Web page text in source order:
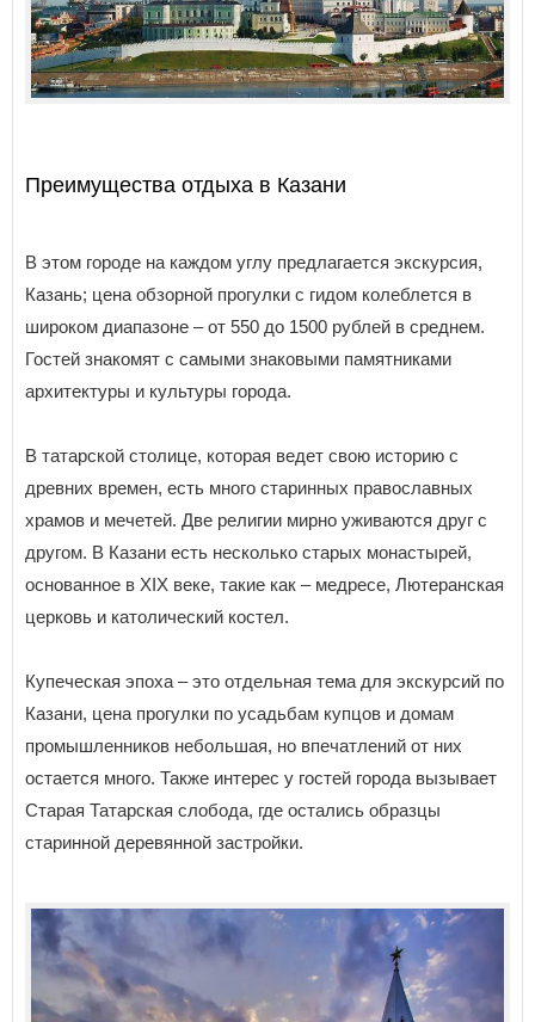
Преимущества отдыха в Казани
В этом городе на каждом углу предлагается экскурсия,
Казань; цена обзорной прогулки с гидом колеблется в
широком диапазоне – от 550 до 1500 рублей в среднем.
Гостей знакомят с самыми знаковыми памятниками
архитектуры и культуры города.
В татарской столице, которая ведет свою историю с
древних времен, есть много старинных православных
храмов и мечетей. Две религии мирно уживаются друг с
другом. В Казани есть несколько старых монастырей,
основанное в XIX веке, такие как – медресе, Лютеранская
церковь и католический костел.
Купеческая эпоха – это отдельная тема для экскурсий по
Казани, цена прогулки по усадьбам купцов и домам
промышленников небольшая, но впечатлений от них
остается много. Также интерес у гостей города вызывает
Старая Татарская слобода, где остались образцы
старинной деревянной застройки.